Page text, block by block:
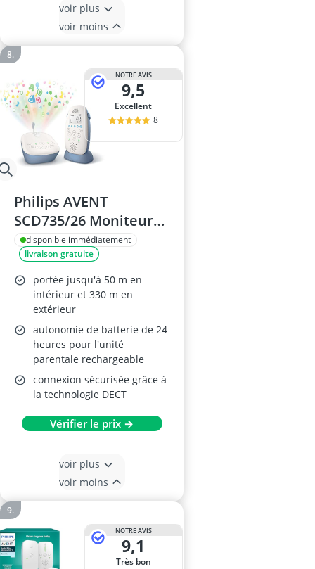
voir plus
voir moins
NOTRE AVIS
9,5
Excellent
8
Philips AVENT
SCD735/26 Moniteur
vidéo pour bébé
disponible immédiatement
livraison gratuite
portée jusqu'à 50 m en
intérieur et 330 m en
extérieur
autonomie de batterie de 24
heures pour l'unité
parentale rechargeable
connexion sécurisée grâce à
la technologie DECT
Vérifier le prix →
voir plus
voir moins
NOTRE AVIS
9,1
Très bon